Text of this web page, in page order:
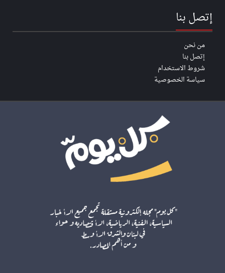
إتصل بنا
من نحن
إتصل بنا
شروط الاستخدام
سياسة الخصوصية